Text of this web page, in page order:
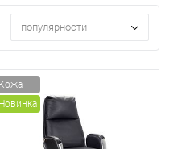
популярности
Кожа
Новинка